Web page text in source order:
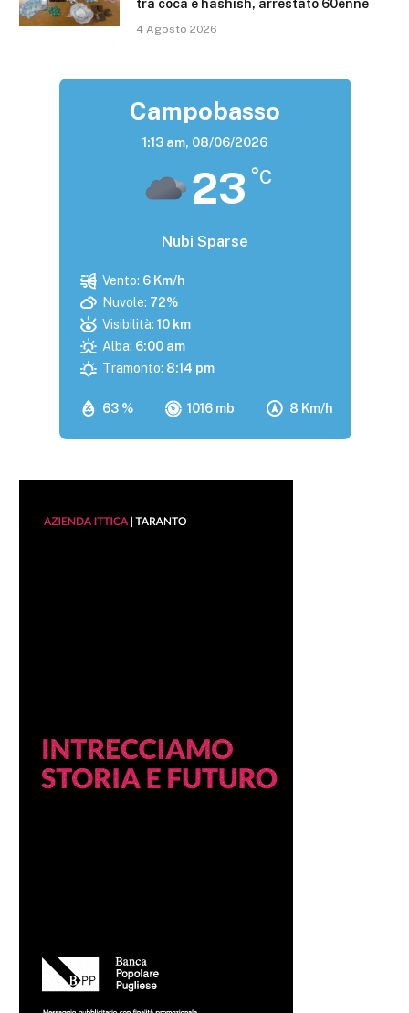
tra coca e hashish, arrestato 60enne
4 Agosto 2026
Campobasso
1:13 am, 08/06/2026
23 °C
Nubi Sparse
63 % 1016 mb 8 Km/h
Vento: 6 Km/h
Nuvole: 72%
Visibilità: 10 km
Alba: 6:00 am
Tramonto: 8:14 pm